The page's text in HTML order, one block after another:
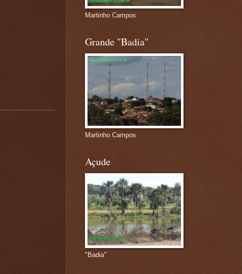
Martinho Campos
Grande "Badia"
Martinho Campos
Açude
"Badia"